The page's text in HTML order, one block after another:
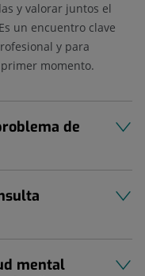
y valorar juntos el
un encuentro clave
y para
momento.
de
mental